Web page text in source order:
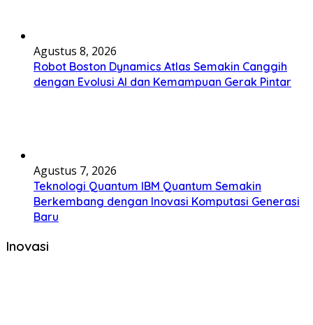
Agustus 8, 2026
Robot Boston Dynamics Atlas Semakin Canggih
dengan Evolusi AI dan Kemampuan Gerak Pintar
Agustus 7, 2026
Teknologi Quantum IBM Quantum Semakin
Berkembang dengan Inovasi Komputasi Generasi
Baru
Inovasi